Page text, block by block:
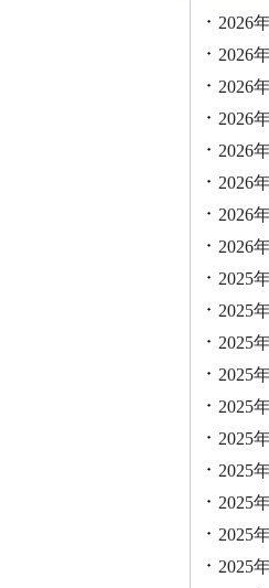
2026
2026
2026
2026
2026
2026
2026
2026
2025
2025
2025
2025
2025
2025
2025
2025
2025
2025